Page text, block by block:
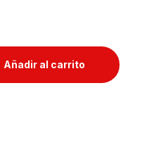
Añadir al carrito